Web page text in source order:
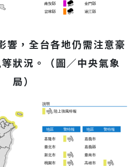
，全台各地仍需注意豪
狀況。（圖／中央氣象
局）